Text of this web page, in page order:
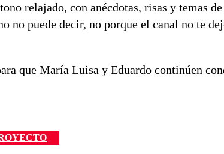
relajado, con anécdotas, risas y temas
no puede decir, no porque el canal no te
que María Luisa y Eduardo continúen